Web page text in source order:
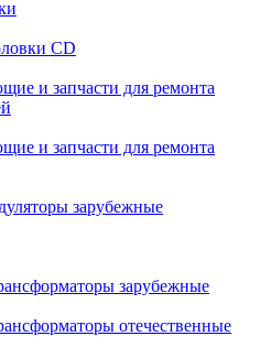
CD
и запчасти для ремонта
и запчасти для ремонта
зарубежные
зарубежные
отечественные